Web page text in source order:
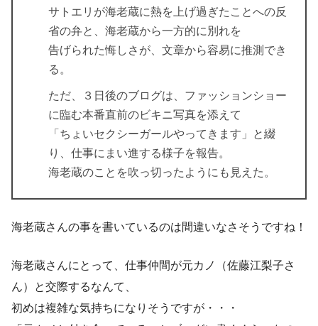
サトエリが海老蔵に熱を上げ過ぎたことへの反
省の弁と、海老蔵から一方的に別れを
告げられた悔しさが、文章から容易に推測でき
る。
ただ、３日後のブログは、ファッションショー
に臨む本番直前のビキニ写真を添えて
「ちょいセクシーガールやってきます」と綴
り、仕事にまい進する様子を報告。
海老蔵のことを吹っ切ったようにも見えた。
海老蔵さんの事を書いているのは間違いなさそうですね！
海老蔵さんにとって、仕事仲間が元カノ（佐藤江梨子さ
ん）と交際するなんて、
初めは複雑な気持ちになりそうですが・・・